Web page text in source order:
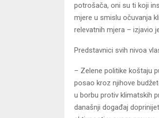
potrošača, oni su ti koji
mjere u smislu očuvanja
relevatnih mjera – izjavio
Predstavnici svih nivoa
– Zelene politike koštaju
posao kroz njihove
u borbu protiv klimatskih
današnji događaj